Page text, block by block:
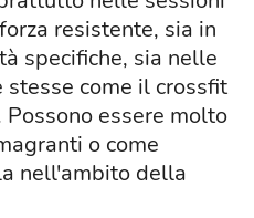
resistente, sia in
specifiche, sia nelle
come il crossfit
essere molto
o come
nell'ambito della